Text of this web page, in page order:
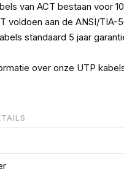
van ACT bestaan voor
voldoen aan de ANSI/
standaard 5 jaar
over onze UTP